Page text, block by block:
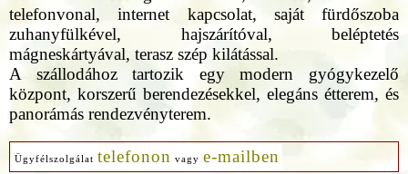
telefonvonal, internet kapcsolat, saját fürdőszoba
zuhanyfülkével, hajszárítóval, beléptetés
mágneskártyával, terasz szép kilátással.
A szállodához tartozik egy modern gyógykezelő
központ, korszerű berendezésekkel, elegáns étterem, és
panorámás rendezvényterem.
Ügyfélszolgálat telefonon vagy e-mailben